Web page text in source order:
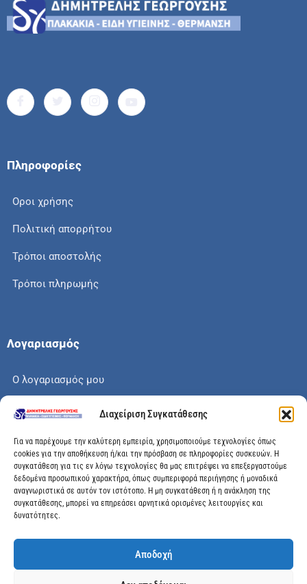
Διαχείριση Συγκατάθεσης
Για να παρέχουμε την καλύτερη εμπειρία, χρησιμοποιούμε τεχνολογίες όπως
cookies για την αποθήκευση ή/και την πρόσβαση σε πληροφορίες συσκευών. Η
συγκατάθεση για τις εν λόγω τεχνολογίες θα μας επιτρέψει να επεξεργαστούμε
δεδομένα προσωπικού χαρακτήρα, όπως συμπεριφορά περιήγησης ή μοναδικά
αναγνωριστικά σε αυτόν τον ιστότοπο. Η μη συγκατάθεση ή η ανάκληση της
συγκατάθεσης, μπορεί να επηρεάσει αρνητικά ορισμένες λειτουργίες και
δυνατότητες.
Αποδοχή
Πληροφορίες
Οροι χρήσης
Πολιτική απορρήτου
Τρόποι αποστολής
Τρόποι πληρωμής
Λογαριασμός
Ο λογαριασμός μου
Το καλάθι μου
Check out
Διεύθυνση
Μεγάλης Χώρας 89, Αγρίνιο, Τ.Κ: 30100
info@dimitrelis-georgousis.gr